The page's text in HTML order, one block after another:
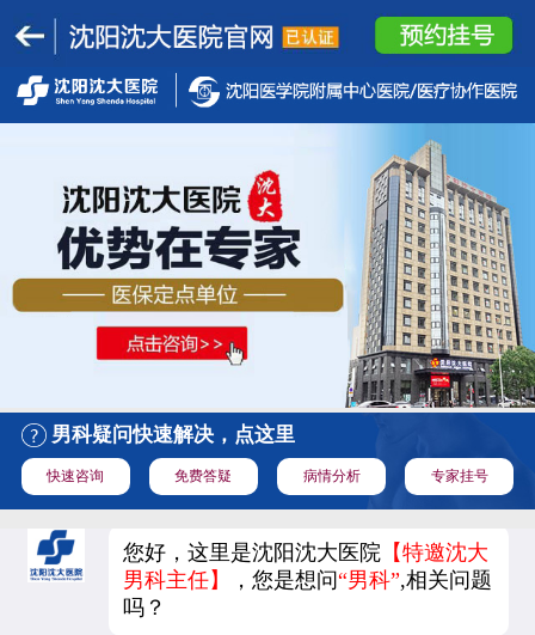
男科疑问快速解决，点这里
快速咨询 免费答疑 病情分析 专家挂号
您好，这里是沈阳沈大医院 【特邀沈大
男科主任】
，您是想问“男科”,相关问题
吗？